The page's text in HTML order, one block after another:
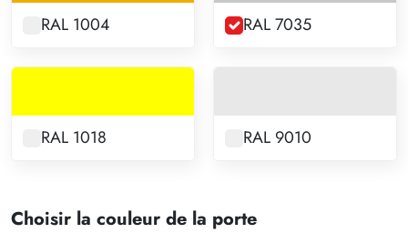
RAL 1004 RAL 7035
RAL 1018 RAL 9010
Choisir la couleur de la porte